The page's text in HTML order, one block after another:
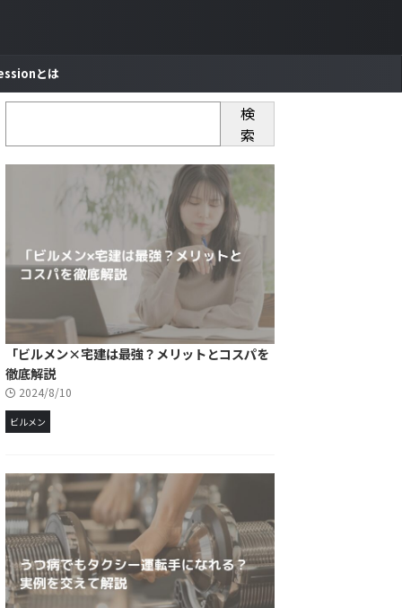
とは
検
索
「ビルメン×宅建は最強？メリットとコスパを
徹底解説
2024/8/10
ビルメン